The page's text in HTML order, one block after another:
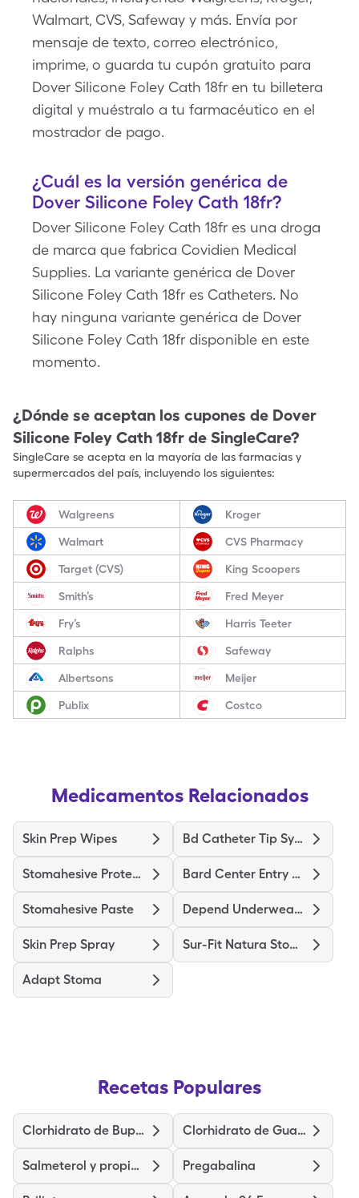
Walmart, CVS, Safeway y más. Envía por
mensaje de texto, correo electrónico,
imprime, o guarda tu cupón gratuito para
Dover Silicone Foley Cath 18fr en tu billetera
digital y muéstralo a tu farmacéutico en el
mostrador de pago.
¿Cuál es la versión genérica de
Dover Silicone Foley Cath 18fr?
Dover Silicone Foley Cath 18fr es una droga
de marca que fabrica Covidien Medical
Supplies. La variante genérica de Dover
Silicone Foley Cath 18fr es Catheters. No
hay ninguna variante genérica de Dover
Silicone Foley Cath 18fr disponible en este
momento.
¿Dónde se aceptan los cupones de Dover
Silicone Foley Cath 18fr de SingleCare?
SingleCare se acepta en la mayoría de las farmacias y
supermercados del país, incluyendo los siguientes:
Walgreens Kroger
Walmart CVS Pharmacy
Target (CVS) King Scoopers
Smith’s Fred Meyer
Fry’s Harris Teeter
Ralphs Safeway
Albertsons Meijer
Publix Costco
Medicamentos Relacionados
Skin Prep Wipes Bd Catheter Tip Syringe
Stomahesive Protective Bard Center Entry Close System
Stomahesive Paste Depend Underwear Large
Skin Prep Spray Sur-Fit Natura Stomahesive
Adapt Stoma
Recetas Populares
Clorhidrato de Bupropión Clorhidrato de Guanfacina
Salmeterol y propionato de fluticasona Pregabalina